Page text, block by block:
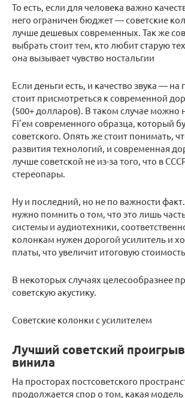
То есть, если для человека важно
него ограничен бюджет — советские
лучше дешевых современных. Так же
выбрать стоит тем, кто любит старую
она вызывает чувство ностальгии
Если деньги есть, и качество звука — на
стоит присмотреться к современной
(500+ долларов). В таком случае можно
Fi’ем современного образца, который
советского. Опять же стоит понимать,
развития технологий, и современная
лучше советской не из-за того, что в
стереопары.
Ну и последний, но не по важности
нужно помнить о том, что это лишь
системы и аудиотехники,
колонкам нужен дорогой усилитель и
платы, что увеличит итоговую
В некоторых случаях целесообразнее
советскую акустику.
Советские колонки с усилителем
Лучший советский
винила
На просторах постсоветского
продолжается спор о том, какая